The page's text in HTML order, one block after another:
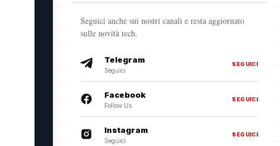
Seguici anche sui nostri canali e resta aggiornato
sulle novità tech.
Telegram
Seguici
SEGUICI
Facebook
Follow Us
SEGUICI
Instagram
Seguici
SEGUICI